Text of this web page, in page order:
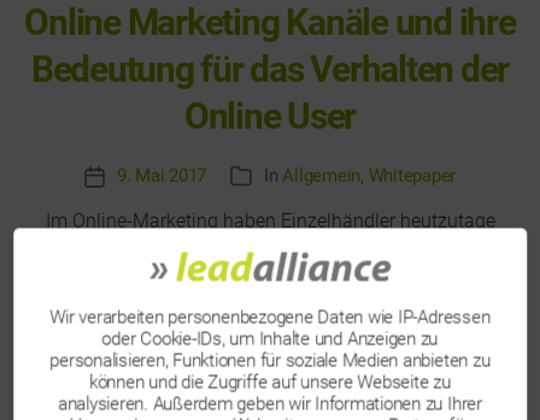
Online Marketing Kanäle und ihre
Bedeutung für das Verhalten der
Online User
Veröffentlichungsdatum
9. Mai 2017 Kategorien
InAllgemein, Whitepaper
Im Online-Marketing haben Einzelhändler heutzutage
vielfältige Werbemöglichkeiten. Allerdings stehen die
Marketingverantwortlichen immer wieder vor der
auf die verschiedenen Online-Marketing-Kanäle zu verteilen.
Dabei steht beispielsweise die Frage im Raum, welche
Online-Marketing-Kanäle die ersten Berührungspunkte der
(potenziellen) Kunden darstellen und sie zu einem Besuch
Wir verarbeiten personenbezogene Daten wie IP-Adressen
oder Cookie-IDs, um Inhalte und Anzeigen zu
personalisieren, Funktionen für soziale Medien anbieten zu
können und die Zugriffe auf unsere Webseite zu
analysieren. Außerdem geben wir Informationen zu Ihrer